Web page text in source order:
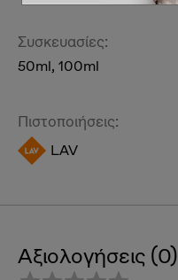
Συσκευασίες:
50ml, 100ml
Πιστοποιήσεις:
LAV
Αξιολογήσεις (0)